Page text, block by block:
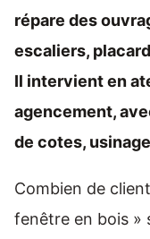
répare des
escaliers,
Il intervient en
agencement,
de cotes,
Combien de
fenêtre en bois »